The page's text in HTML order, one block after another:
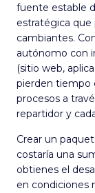
fuente estable
estratégica
cambiantes.
autónomo con
(sitio web,
pierden tiempo
procesos a
repartidor y
Crear un
costaría una
obtienes el
en condiciones